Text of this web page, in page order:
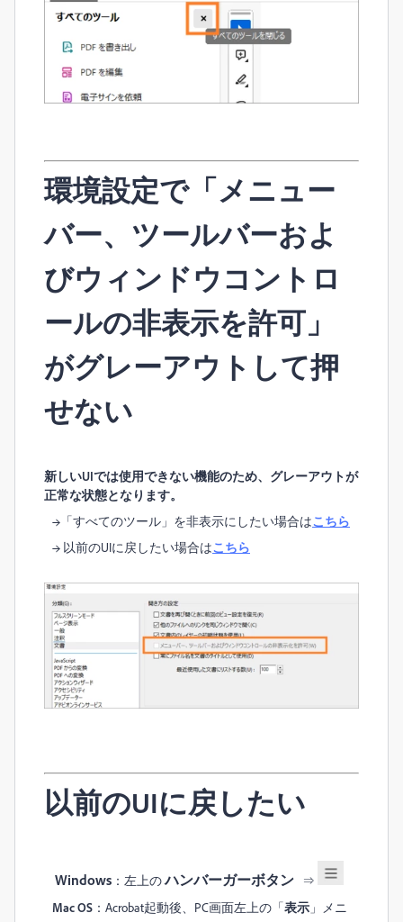
環境設定で「メニュー
バー、ツールバーおよ
びウィンドウコントロ
ールの非表示を許可」
がグレーアウトして押
せない
新しいUIでは使用できない機能のため、グレーアウトが
正常な状態となります。
→ 「すべてのツール」を非表示にしたい場合はこちら
→ 以前のUIに戻したい場合はこちら
以前のUIに戻したい
Windows ：左上のハンバーガーボタン ⇒
Mac OS ：Acrobat起動後、PC画面左上の「表示 」メニ